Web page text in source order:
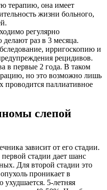
терапию, она имеет
жизни больного,
регулярно
делают раз в 3 месяца.
ирригоскопию и
рецидивов.
в первые 2 года. В таком
но это возможно лишь
проводится паллиативное
слепой
зависит от его стадии.
стадии дает шанс
Для второй стадии это
проникает в
ухудшается. 5-летняя